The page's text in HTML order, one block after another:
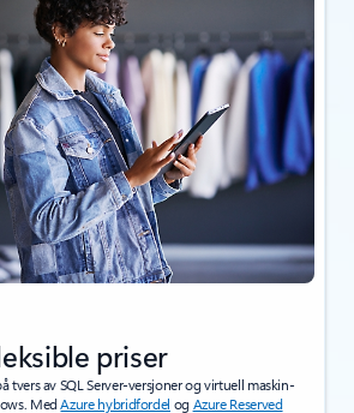
priser
tvers av SQL Server-versjoner og virtuell maskin-
MedAzure hybridfordel og Azure Reserved